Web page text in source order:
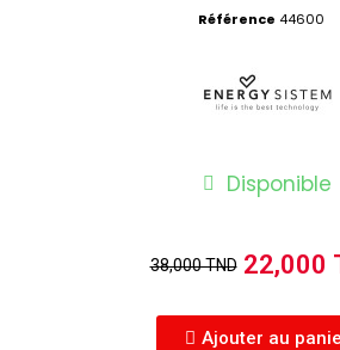
Référence 44600
Disponible
38,000 TND 22,000
Ajouter au